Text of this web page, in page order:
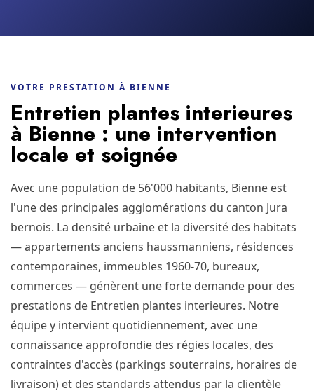
VOTRE PRESTATION À BIENNE
Entretien plantes interieures
à Bienne : une intervention
locale et soignée
Avec une population de 56'000 habitants, Bienne est
l'une des principales agglomérations du canton Jura
bernois. La densité urbaine et la diversité des habitats
— appartements anciens haussmanniens, résidences
contemporaines, immeubles 1960-70, bureaux,
commerces — génèrent une forte demande pour des
prestations de Entretien plantes interieures. Notre
équipe y intervient quotidiennement, avec une
connaissance approfondie des régies locales, des
contraintes d'accès (parkings souterrains, horaires de
livraison) et des standards attendus par la clientèle